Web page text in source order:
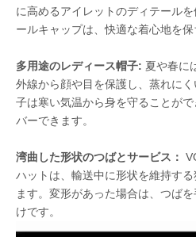
に高めるアイレットのディテール
ールキャップは、快適な着心地を保
多用途のレディース帽子: 夏や春に
外線から顔や目を保護し、蒸れに
子は寒い気温から身を守ることが
バーできます。
湾曲した形状のつばとサービス：
ハットは、輸送中に形状を維持す
ます。変形があった場合は、つば
けです。